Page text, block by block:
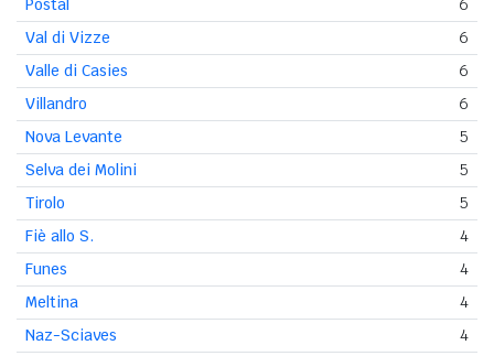
Postal
6
Val di Vizze
6
Valle di Casies
6
Villandro
6
Nova Levante
5
Selva dei Molini
5
Tirolo
5
Fiè allo S.
4
Funes
4
Meltina
4
Naz-Sciaves
4